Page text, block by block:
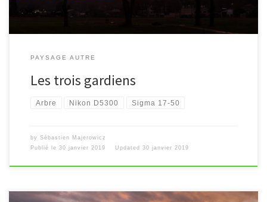
PAYSAGE AUTRE
Les trois gardiens
Arbre Nikon D5300 Sigma 17-50
by Sébastien Majerowicz
Publié le 30 janvier 2019 Updated 30 janvier 2019